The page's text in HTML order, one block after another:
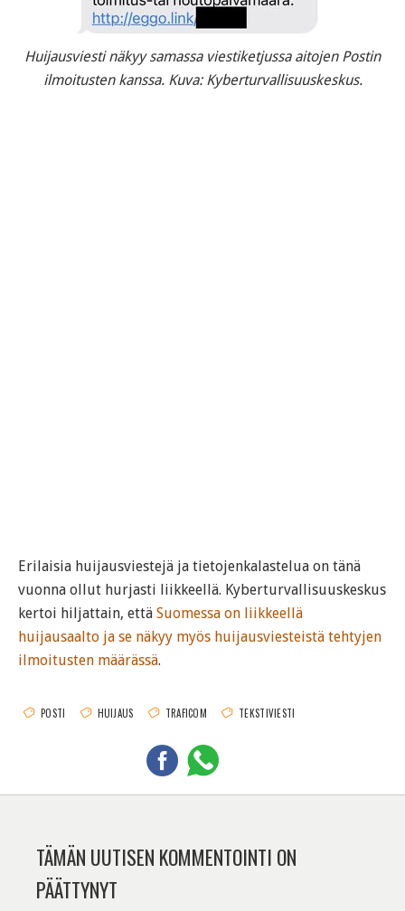
Huijausviesti näkyy samassa viestiketjussa aitojen Postin
ilmoitusten kanssa. Kuva: Kyberturvallisuuskeskus.
Erilaisia huijausviestejä ja tietojenkalastelua on tänä
vuonna ollut hurjasti liikkeellä. Kyberturvallisuuskeskus
kertoi hiljattain, että Suomessa on liikkeellä
huijausaalto ja se näkyy myös huijausviesteistä tehtyjen
ilmoitusten määrässä.
POSTI HUIJAUS TRAFICOM TEKSTIVIESTI
TÄMÄN UUTISEN KOMMENTOINTI ON
PÄÄTTYNYT